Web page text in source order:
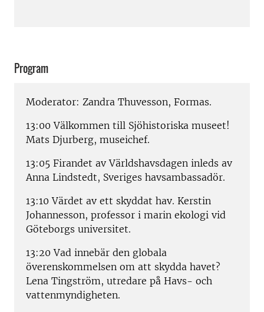
Program
Moderator: Zandra Thuvesson, Formas.
13:00 Välkommen till Sjöhistoriska museet!
Mats Djurberg, museichef.
13:05 Firandet av Världshavsdagen inleds av
Anna Lindstedt, Sveriges havsambassadör.
13:10 Värdet av ett skyddat hav. Kerstin
Johannesson, professor i marin ekologi vid
Göteborgs universitet.
13:20 Vad innebär den globala
överenskommelsen om att skydda havet?
Lena Tingström, utredare på Havs- och
vattenmyndigheten.